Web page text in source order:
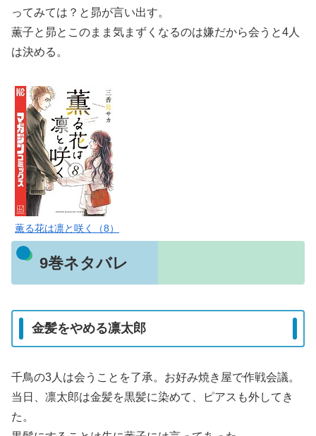
ってみては？と昴が言い出す。
薫子と昴とこのまま気まずくなるのは嫌だから会うと4人
は決める。
薫る花は凛と咲く（8）
9巻ネタバレ
金髪をやめる凛太郎
千鳥の3人は会うことを了承。お好み焼き屋で作戦会議。
当日、凛太郎は金髪を黒髪に染めて、ピアスも外してき
た。